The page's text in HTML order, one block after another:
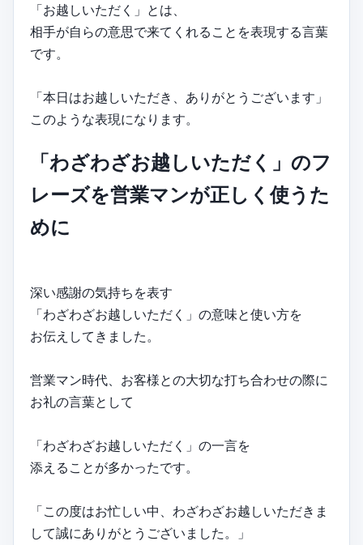
「お越しいただく」とは、
相手が自らの意思で来てくれることを表現する言葉
です。
「本日はお越しいただき、ありがとうございます」
このような表現になります。
「わざわざお越しいただく」のフ
レーズを営業マンが正しく使うた
めに
深い感謝の気持ちを表す
「わざわざお越しいただく」の意味と使い方を
お伝えしてきました。
営業マン時代、お客様との大切な打ち合わせの際に
お礼の言葉として
「わざわざお越しいただく」の一言を
添えることが多かったです。
「この度はお忙しい中、わざわざお越しいただきま
して誠にありがとうございました。」